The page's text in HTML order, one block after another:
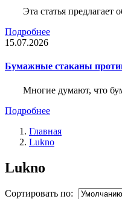
Эта статья
Подробнее
15.07.2026
Бумажные стаканы
Многие думают, что
Подробнее
Главная
Lukno
Lukno
Сортировать по: